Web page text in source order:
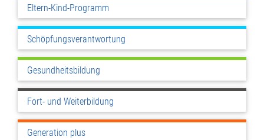
Eltern-Kind-Programm
Schöpfungsverantwortung
Gesundheitsbildung
Fort- und Weiterbildung
Generation plus